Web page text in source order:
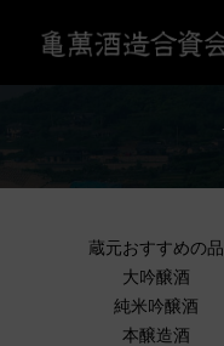
蔵元おすすめの品
大吟醸酒
純米吟醸酒
本醸造酒